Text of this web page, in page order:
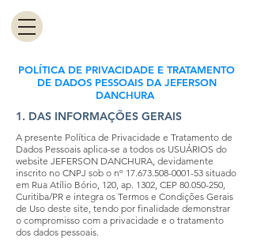
POLÍTICA DE PRIVACIDADE E TRATAMENTO
DE DADOS PESSOAIS DA JEFERSON
DANCHURA
1. DAS INFORMAÇÕES GERAIS
A presente Política de Privacidade e Tratamento de
Dados Pessoais aplica-se a todos os USUÁRIOS do
website JEFERSON DANCHURA, devidamente
inscrito no CNPJ sob o nº 17.673.508-0001-53 situado
em Rua Atílio Bório, 120, ap. 1302, CEP 80.050-250,
Curitiba/PR e integra os Termos e Condições Gerais
de Uso deste site, tendo por finalidade demonstrar
o compromisso com a privacidade e o tratamento
dos dados pessoais.